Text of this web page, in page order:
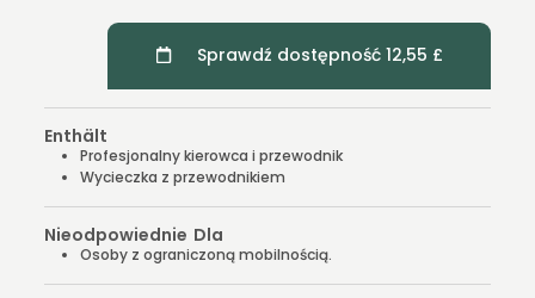
Sprawdź dostępność 12,55 £
Enthält
Profesjonalny kierowca i przewodnik
Wycieczka z przewodnikiem
Nieodpowiednie Dla
Osoby z ograniczoną mobilnością.